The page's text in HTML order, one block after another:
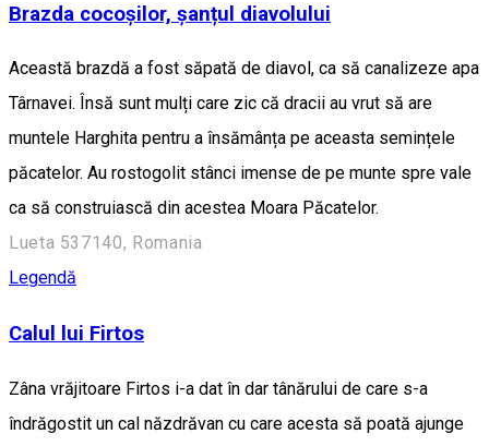
Brazda cocoșilor, șanțul diavolului
Această brazdă a fost săpată de diavol, ca să canalizeze apa
Târnavei. Însă sunt mulți care zic că dracii au vrut să are
muntele Harghita pentru a însămânța pe aceasta semințele
păcatelor. Au rostogolit stânci imense de pe munte spre vale
ca să construiască din acestea Moara Păcatelor.
Lueta 537140, Romania
Legendă
Calul lui Firtos
Zâna vrăjitoare Firtos i-a dat în dar tânărului de care s-a
îndrăgostit un cal năzdrăvan cu care acesta să poată ajunge